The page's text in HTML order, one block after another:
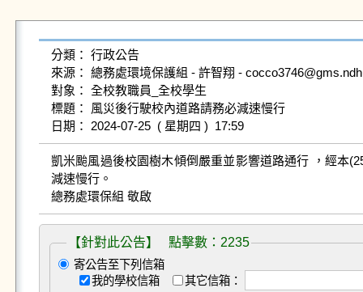
分類： 行政公告
來源： 總務處環境保護組 - 許智翔 -
對象： 全校教職員_全校學生
標題： 風災後行駛校內道路請務必減速慢行
日期： 2024-07-25  ( 星期四 )  17:59
凱米颱風過後校園樹木傾倒嚴重並影響道路通行 ，經本
減速慢行。
總務處環保組 敬啟
【針對此公告】 點擊數：2235
寄公告至下列信箱
我的學校信箱
其它信箱：